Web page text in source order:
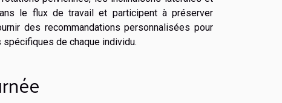
le flux de travail et participent à préserver
des recommandations personnalisées pour
de chaque individu.